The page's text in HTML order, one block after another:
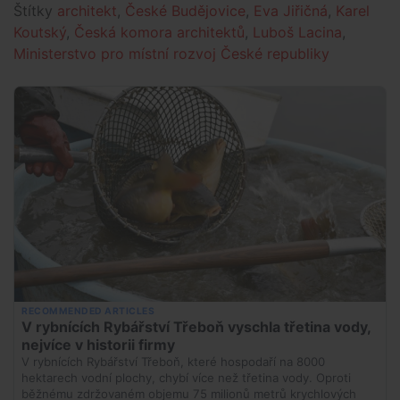
Štítky architekt České Budějovice Eva Jiřičná Karel
Koutský Česká komora architektů Luboš Lacina
Ministerstvo pro místní rozvoj České republiky